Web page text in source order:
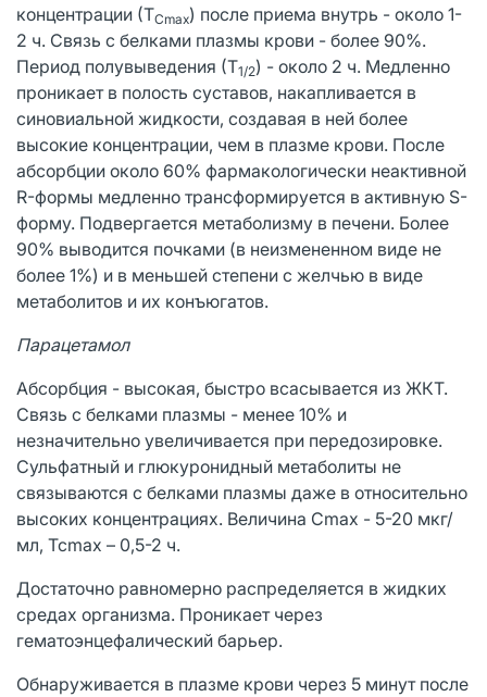
концентрации (ТСmах) после приема внутрь - около 1-
2 ч. Связь с белками плазмы крови - более 90%.
Период полувыведения (Т1/2) - около 2 ч. Медленно
проникает в полость суставов, накапливается в
синовиальной жидкости, создавая в ней более
высокие концентрации, чем в плазме крови. После
абсорбции около 60% фармакологически неактивной
R-формы медленно трансформируется в активную S-
форму. Подвергается метаболизму в печени. Более
90% выводится почками (в неизмененном виде не
более 1%) и в меньшей степени с желчью в виде
метаболитов и их конъюгатов.
Парацетамол
Абсорбция - высокая, быстро всасывается из ЖКТ.
Связь с белками плазмы - менее 10% и
незначительно увеличивается при передозировке.
Сульфатный и глюкуронидный метаболиты не
связываются с белками плазмы даже в относительно
высоких концентрациях. Величина Сmax - 5-20 мкг/
мл, Tcmax – 0,5-2 ч.
Достаточно равномерно распределяется в жидких
средах организма. Проникает через
гематоэнцефалический барьер.
Обнаруживается в плазме крови через 5 минут после